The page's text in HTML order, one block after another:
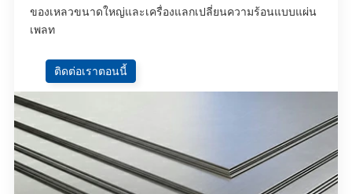
ของเหลวขนาดใหญ่และเครื่องแลกเปลี่ยนความร้อนแบบแผ่น
เพลท
ติดต่อเราตอนนี้